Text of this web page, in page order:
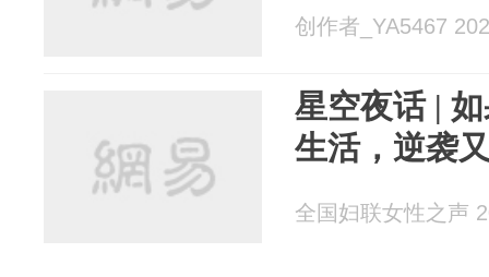
创作者_YA5467
星空夜话 |
生活，逆袭
全国妇联女性之声